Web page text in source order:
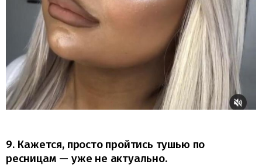
9. Кажется, просто пройтись тушью по
ресницам — уже не актуально.